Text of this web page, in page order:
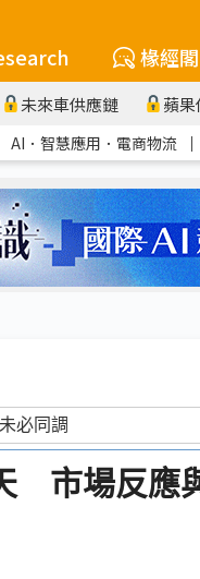
椽經閣
未來車供應鏈 蘋
AI．智慧應用．電商物流 ｜
市場反應